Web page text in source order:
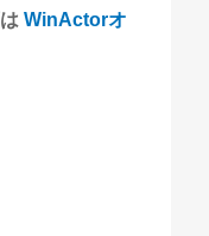
WinActorオ